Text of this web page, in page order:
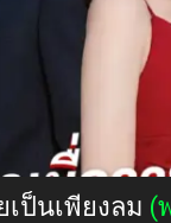
เป็นเพียงลม (